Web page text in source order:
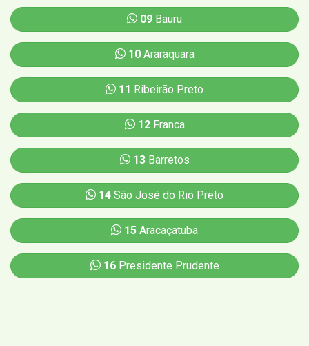
09 Bauru
10Araraquara
11 Ribeirão Preto
12Franca
13Barretos
14 São José do Rio Preto
15 Aracaçatuba
16Presidente Prudente